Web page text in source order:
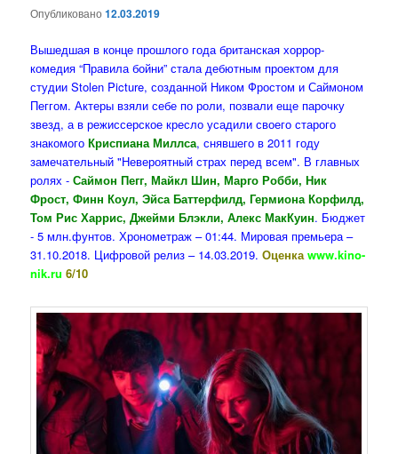
Опубликовано12.03.2019
Вышедшая в конце прошлого года британская хоррор-
комедия “Правила бойни” стала дебютным проектом для
студии Stolen Picture, созданной Ником Фростом и Саймоном
Пеггом. Актеры взяли себе по роли, позвали еще парочку
звезд, а в режиссерское кресло усадили своего старого
знакомогоКриспиана Миллса, снявшего в 2011 году
замечательный "Невероятный страх перед всем". В главных
ролях - Саймон Пегг, Майкл Шин, Марго Робби, Ник
Фрост, Финн Коул, Эйса Баттерфилд, Гермиона Корфилд,
Том Рис Харрис, Джейми Блэкли, Алекс МакКуин. Бюджет
- 5 млн.фунтов. Хронометраж – 01:44. Мировая премьера –
31.10.2018. Цифровой релиз – 14.03.2019.Оценкаwww.kino-
nik.ru 6/10